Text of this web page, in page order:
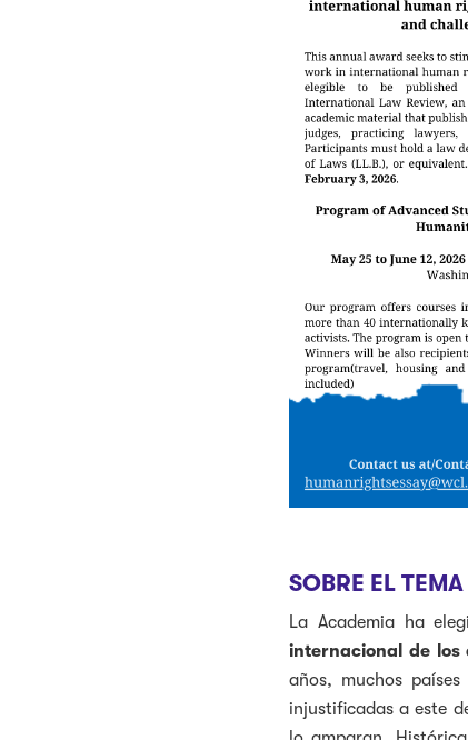
SOBRE EL TEMA
La Academia ha
internacional de los
años, muchos
injustificadas a este